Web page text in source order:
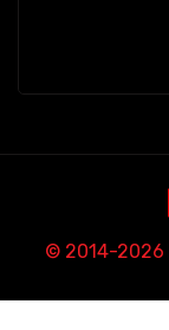
© 2014-2026